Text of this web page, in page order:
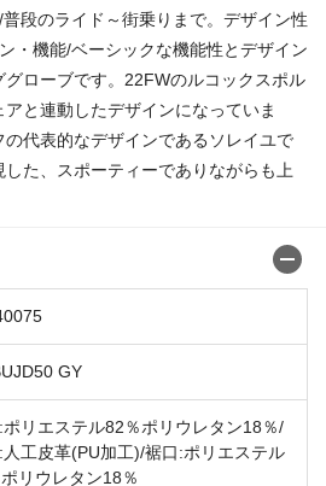
段のライド～街乗りまで。デザイン性
・機能/ベーシックな機能性とデザイン
ローブです。22FWのルコックスポル
と連動したデザインになっていま
代表的なデザインであるソレイユで
した、スポーティーでありながらも上
GY
ポリエステル82％ポリウレタン18％/
工皮革(PU加工)/裾口:ポリエステル
リウレタン18％